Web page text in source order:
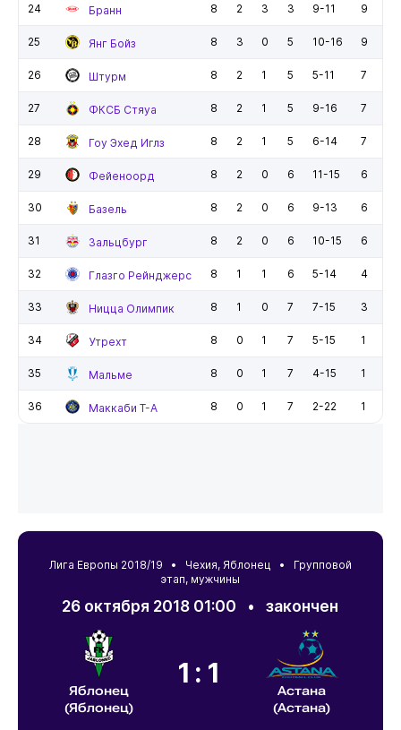
24 Бранн 8 2 3 3 9-11 9
25 Янг Бойз 8 3 0 5 10-16 9
26 Штурм 8 2 1 5 5-11 7
27 ФКСБ Стяуа 8 2 1 5 9-16 7
28 Гоу Эхед Иглз 8 2 1 5 6-14 7
29 Фейеноорд 8 2 0 6 11-15 6
30 Базель 8 2 0 6 9-13 6
31 Зальцбург 8 2 0 6 10-15 6
32 Глазго Рейнджерс 8 1 1 6 5-14 4
33 Ницца Олимпик 8 1 0 7 7-15 3
34 Утрехт 8 0 1 7 5-15 1
35 Мальме 8 0 1 7 4-15 1
36 Маккаби Т-А 8 0 1 7 2-22 1
Лига Европы 2018/19 • Чехия, Яблонец
• Групповой
этап, мужчины
26 октября 2018 01:00 •закончен
Яблонец
(Яблонец)
1:1
Астана
(Астана)